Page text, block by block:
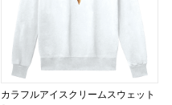
カラフルアイスクリームスウェット